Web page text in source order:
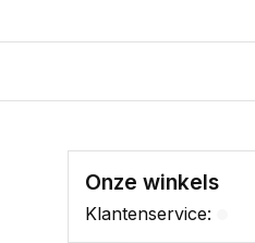
Onze winkels
Klantenservice: